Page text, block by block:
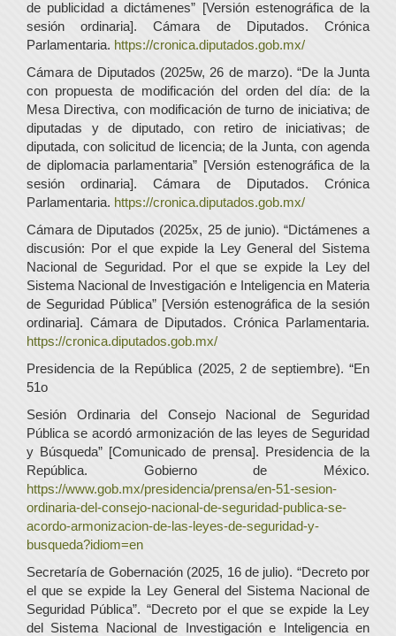
de publicidad a dictámenes” [Versión estenográfica de la
sesión ordinaria]. Cámara de Diputados. Crónica
Parlamentaria. https://cronica.diputados.gob.mx/
Cámara de Diputados (2025w, 26 de marzo). “De la Junta
con propuesta de modificación del orden del día: de la
Mesa Directiva, con modificación de turno de iniciativa; de
diputadas y de diputado, con retiro de iniciativas; de
diputada, con solicitud de licencia; de la Junta, con agenda
de diplomacia parlamentaria” [Versión estenográfica de la
sesión ordinaria]. Cámara de Diputados. Crónica
Parlamentaria. https://cronica.diputados.gob.mx/
Cámara de Diputados (2025x, 25 de junio). “Dictámenes a
discusión: Por el que expide la Ley General del Sistema
Nacional de Seguridad. Por el que se expide la Ley del
Sistema Nacional de Investigación e Inteligencia en Materia
de Seguridad Pública” [Versión estenográfica de la sesión
ordinaria]. Cámara de Diputados. Crónica Parlamentaria.
https://cronica.diputados.gob.mx/
Presidencia de la República (2025, 2 de septiembre). “En
51o
Sesión Ordinaria del Consejo Nacional de Seguridad
Pública se acordó armonización de las leyes de Seguridad
y Búsqueda” [Comunicado de prensa]. Presidencia de la
República. Gobierno de México.
https://www.gob.mx/presidencia/prensa/en-51-sesion-
ordinaria-del-consejo-nacional-de-seguridad-publica-se-
acordo-armonizacion-de-las-leyes-de-seguridad-y-
busqueda?idiom=en
Secretaría de Gobernación (2025, 16 de julio). “Decreto por
el que se expide la Ley General del Sistema Nacional de
Seguridad Pública”. “Decreto por el que se expide la Ley
del Sistema Nacional de Investigación e Inteligencia en